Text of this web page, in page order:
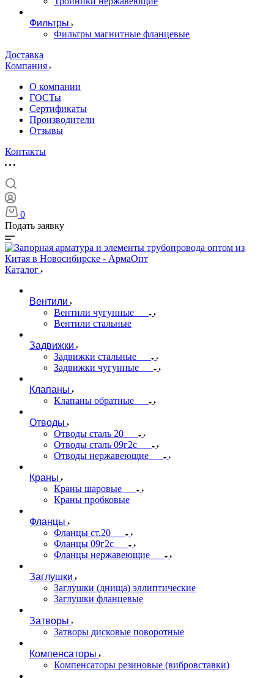
Фильтры
Фильтры магнитные фланцевые
Доставка
Компания
О компании
ГОСТы
Сертификаты
Производители
Отзывы
Контакты
0
Подать заявку
Каталог
Вентили
Вентили чугунные
Вентили стальные
Задвижки
Задвижки стальные
Задвижки чугунные
Клапаны
Клапаны обратные
Отводы
Отводы сталь 20
Отводы сталь 09г2с
Отводы нержавеющие
Краны
Краны шаровые
Краны пробковые
Фланцы
Фланцы ст.20
Фланцы 09г2с
Фланцы нержавеющие
Заглушки
Заглушки (днища) эллиптические
Заглушки фланцевые
Затворы
Затворы дисковые поворотные
Компенсаторы
Компенсаторы резиновые (вибровставки)